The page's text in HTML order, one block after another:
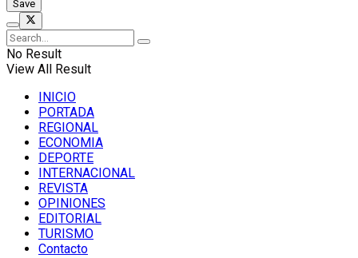
No Result
View All Result
INICIO
PORTADA
REGIONAL
ECONOMIA
DEPORTE
INTERNACIONAL
REVISTA
OPINIONES
EDITORIAL
TURISMO
Contacto